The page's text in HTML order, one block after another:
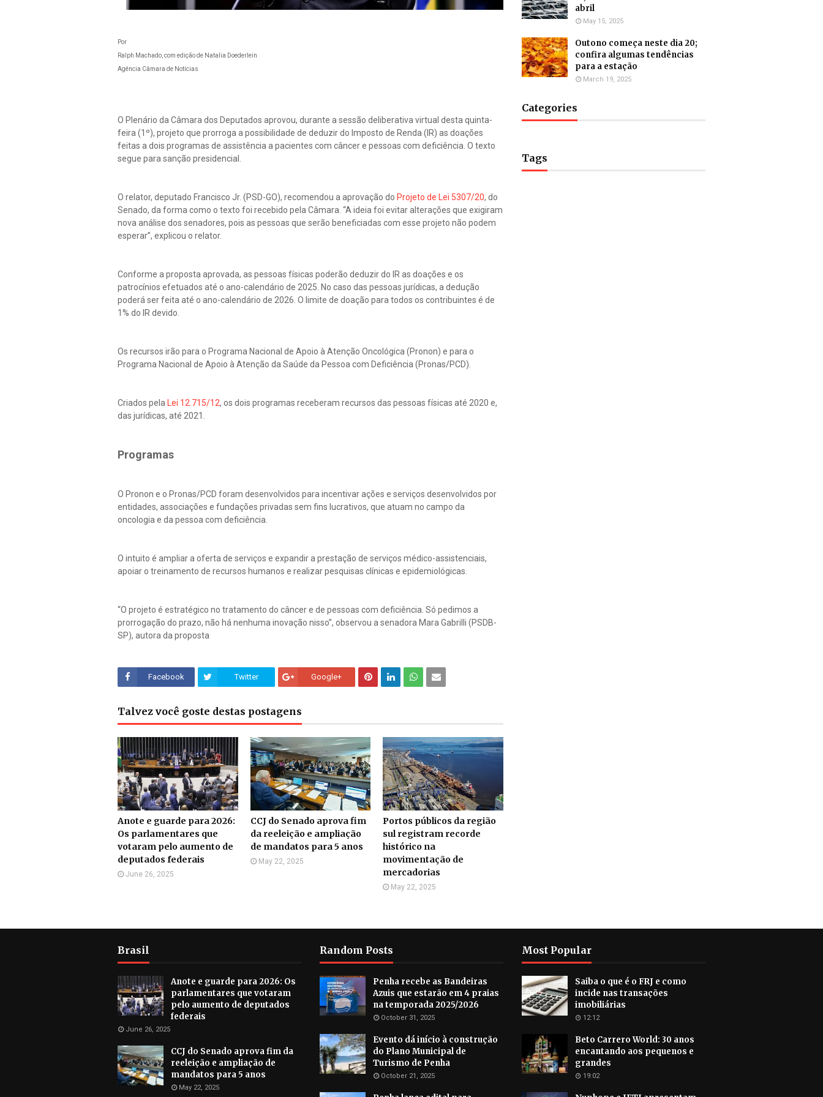
Por
Ralph Machado, com edição de Natalia Doederlein
Agência Câmara de Notícias
O Plenário da Câmara dos Deputados aprovou, durante a sessão deliberativa virtual desta quinta-
feira (1º), projeto que prorroga a possibilidade de deduzir do Imposto de Renda (IR) as doações
feitas a dois programas de assistência a pacientes com câncer e pessoas com deficiência. O texto
segue para sanção presidencial.
O relator, deputado Francisco Jr. (PSD-GO), recomendou a aprovação do Projeto de Lei 5307/20, do
Senado, da forma como o texto foi recebido pela Câmara. “A ideia foi evitar alterações que exigiram
nova análise dos senadores, pois as pessoas que serão beneficiadas com esse projeto não podem
esperar”, explicou o relator.
Conforme a proposta aprovada, as pessoas físicas poderão deduzir do IR as doações e os
patrocínios efetuados até o ano-calendário de 2025. No caso das pessoas jurídicas, a dedução
poderá ser feita até o ano-calendário de 2026. O limite de doação para todos os contribuintes é de
1% do IR devido.
Os recursos irão para o Programa Nacional de Apoio à Atenção Oncológica (Pronon) e para o
Programa Nacional de Apoio à Atenção da Saúde da Pessoa com Deficiência (Pronas/PCD).
Criados pela Lei 12.715/12, os dois programas receberam recursos das pessoas físicas até 2020 e,
das jurídicas, até 2021.
Programas
O Pronon e o Pronas/PCD foram desenvolvidos para incentivar ações e serviços desenvolvidos por
entidades, associações e fundações privadas sem fins lucrativos, que atuam no campo da
oncologia e da pessoa com deficiência.
O intuito é ampliar a oferta de serviços e expandir a prestação de serviços médico-assistenciais,
apoiar o treinamento de recursos humanos e realizar pesquisas clínicas e epidemiológicas.
“O projeto é estratégico no tratamento do câncer e de pessoas com deficiência. Só pedimos a
prorrogação do prazo, não há nenhuma inovação nisso”, observou a senadora Mara Gabrilli (PSDB-
SP), autora da proposta
Facebook Twitter Google+
Talvez você goste destas postagens
Anote e guarde para 2026:
Os parlamentares que
votaram pelo aumento de
deputados federais
June 26, 2025
CCJ do Senado aprova fim
da reeleição e ampliação
de mandatos para 5 anos
May 22, 2025
Portos públicos da região
sul registram recorde
histórico na
movimentação de
mercadorias
May 22, 2025
abril
May 15, 2025
Outono começa neste dia 20;
confira algumas tendências
para a estação
March 19, 2025
Categories
Tags
Brasil
Anote e guarde para 2026: Os
parlamentares que votaram
pelo aumento de deputados
federais
June 26, 2025
CCJ do Senado aprova fim da
reeleição e ampliação de
mandatos para 5 anos
May 22, 2025
Random Posts
Penha recebe as Bandeiras
Azuis que estarão em 4 praias
na temporada 2025/2026
October 31, 2025
Evento dá início à construção
do Plano Municipal de
Turismo de Penha
October 21, 2025
Most Popular
Saiba o que é o FRJ e como
incide nas transações
imobiliárias
12:12
Beto Carrero World: 30 anos
encantando aos pequenos e
grandes
19:02